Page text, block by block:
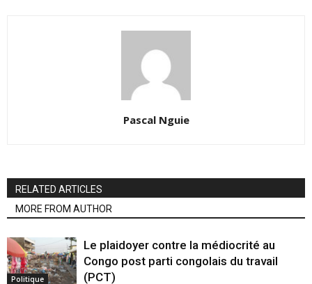
Pascal Nguie
RELATED ARTICLES
MORE FROM AUTHOR
Politique
Le plaidoyer contre la médiocrité au
Congo post parti congolais du travail
(PCT)